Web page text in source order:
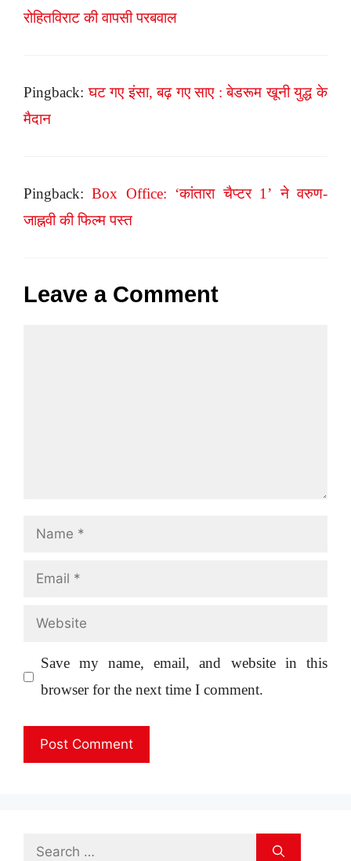
रोहितविराट की वापसी परबवाल
Pingback:घट गए इंसा, बढ़ गए साए : बेडरूम खूनी युद्ध के
मैदान
Pingback:Box Office: ‘कांतारा चैप्टर 1’ ने वरुण-
जाह्नवी की फिल्म पस्त
Leave a Comment
Name
Email
Website
Save my name, email, and website in this
browser for the next time I comment.
Search